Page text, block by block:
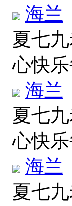
海兰
夏七
心快
海兰
夏七
心快
海兰
夏七